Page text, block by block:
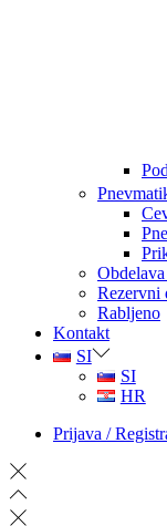
Rezervni
Rabljeno
Kontakt
SI
SI
HR
Prijava /